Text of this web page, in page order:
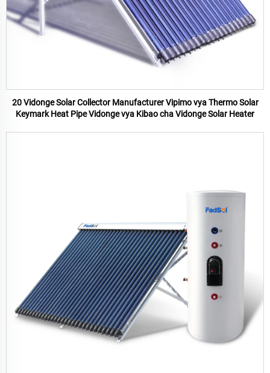
20 Vidonge Solar Collector Manufacturer Vipimo vya Thermo Solar
Keymark Heat Pipe Vidonge vya Kibao cha Vidonge Solar Heater